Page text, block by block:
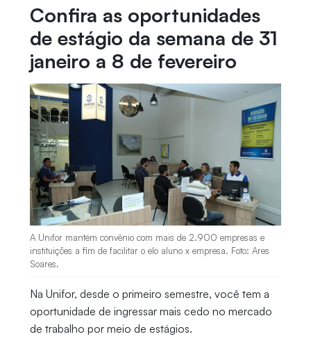
Confira as oportunidades
de estágio da semana de 31
janeiro a 8 de fevereiro
A Unifor mantém convênio com mais de 2.900 empresas e
instituições a fim de facilitar o elo aluno x empresa. Foto: Ares
Soares.
Na Unifor, desde o primeiro semestre, você tem a
oportunidade de ingressar mais cedo no mercado
de trabalho por meio de estágios.